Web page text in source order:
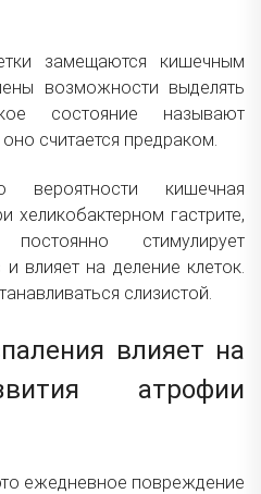
замещаются кишечным
возможности выделять
состояние называют
считается предраком.
кишечная
хеликобактерном гастрите,
стимулирует
влияет на деление клеток.
слизистой.
влияет на
атрофии
ежедневное повреждение